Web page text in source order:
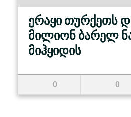
ერაყი თურქეთს
მილიონ ბარელ
მიჰყიდის
0 0